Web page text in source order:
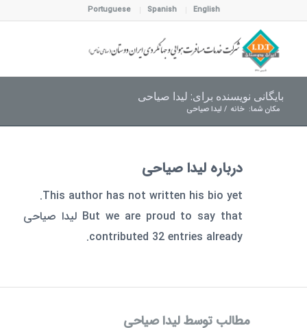
English
Spanish
Portuguese
بایگانی نویسنده برای: لیدا صیاحی
مکان شما: خانه / لیدا صیاحی
درباره لیدا صیاحی
This author has not written his bio yet.
But we are proud to say that لیدا صیاحی
contributed 32 entries already.
مطالب توسط لیدا صیاحی